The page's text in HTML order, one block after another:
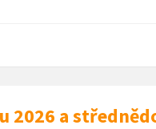
2026 a